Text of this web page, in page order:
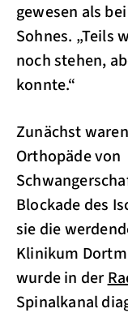
gewesen als
Sohnes. „Teils
noch stehen,
konnte.“
Zunächst
Orthopäde von
Blockade des
sie die
Klinikum
wurde in der
Spinalkanal